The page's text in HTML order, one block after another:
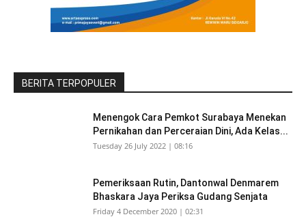
BERITA TERPOPULER
Menengok Cara Pemkot Surabaya Menekan
Pernikahan dan Perceraian Dini, Ada Kelas...
Tuesday 26 July 2022 | 08:16
Pemeriksaan Rutin, Dantonwal Denmarem
Bhaskara Jaya Periksa Gudang Senjata
Friday 4 December 2020 | 02:31